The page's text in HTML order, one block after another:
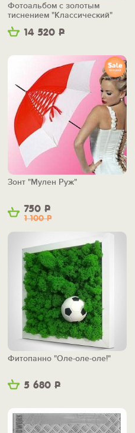
14 520 Р
Фотоальбом с золотым
тиснением "Классический"
750 Р
1 100Р
Зонт "Мулен Руж"
5 680 Р
Фитопанно "Оле-оле-оле!"